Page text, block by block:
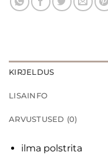
KIRJELDUS
LISAINFO
ARVUSTUSED (0)
ilma polstrita